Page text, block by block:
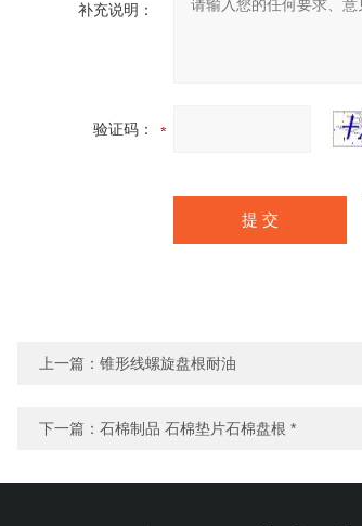
补充说明：
验证码：
上一篇： 锥形线螺旋盘根耐油
下一篇： 石棉制品 石棉垫片石棉盘根 *